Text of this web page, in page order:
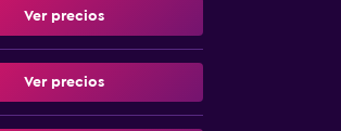
Ver precios
Ver precios